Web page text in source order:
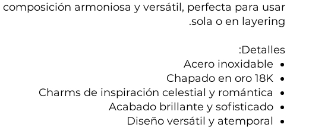
composición armoniosa y versátil, perfecta para usar
sola o en layering.
Detalles:
Acero inoxidable
Chapado en oro 18K
Charms de inspiración celestial y romántica
Acabado brillante y sofisticado
Diseño versátil y atemporal